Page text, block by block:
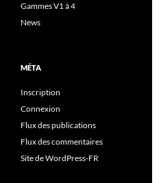
Gammes V1 à 4
News
MÉTA
Inscription
Connexion
Flux des publications
Flux des commentaires
Site de WordPress-FR